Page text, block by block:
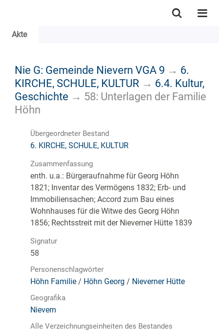
Akte
Nie G: Gemeinde Nievern VGA 9 → 6.
KIRCHE, SCHULE, KULTUR → 6.4. Kultur,
Geschichte → 58: Unterlagen der Familie
Höhn
Übergeordneter Bestand
6. KIRCHE, SCHULE, KULTUR
Zusammenfassung
enth. u.a.: Bürgeraufnahme für Georg Höhn
1821; Inventar des Vermögens 1832; Erb- und
Immobiliensachen; Accord zum Bau eines
Wohnhauses für die Witwe des Georg Höhn
1856; Rechtsstreit mit der Nieverner Hütte 1839
Signatur
58
Personenschlagwörter
Höhn Familie / Höhn Georg / Nieverner Hütte
Geografika
Nievern
Alle Verzeichnungseinheiten des Bestandes